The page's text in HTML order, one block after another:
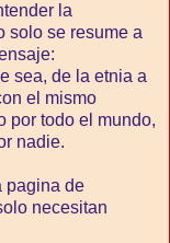
la
solo se resume a
sea, de la etnia a
el mismo
por todo el mundo,
nadie.
pagina de
necesitan